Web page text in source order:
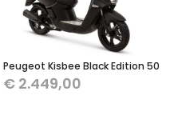
Peugeot Kisbee Black Edition 50
€ 2.449,00